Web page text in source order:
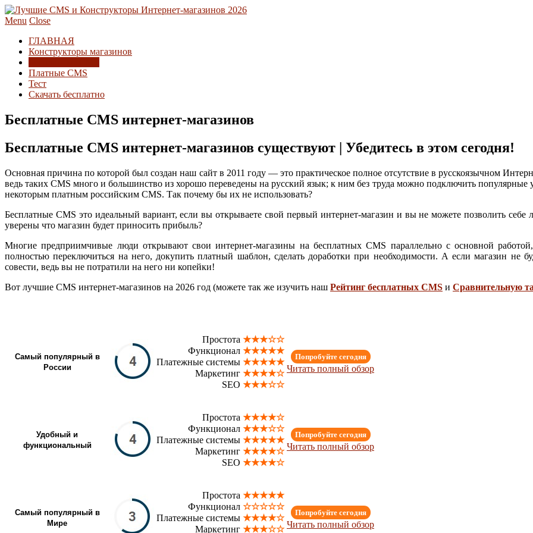
Menu Close
ГЛАВНАЯ
Конструкторы магазинов
Платные CMS
Тест
Скачать бесплатно
Бесплатные CMS интернет-магазинов
Бесплатные CMS интернет-магазинов существуют | Убедитесь в этом сегодня!
Основная причина по которой был создан наш сайт в 2011 году — это практическое полное отсутствие в русскоязычном
ведь таких CMS много и большинство из хорошо переведены на русский язык; к ним без труда можно подключить
некоторым платным российским CMS. Так почему бы их не использовать?
Бесплатные CMS это идеальный вариант, если вы открываете свой первый интернет-магазин и вы не можете позволить
уверены что магазин будет приносить прибыль?
Многие предприимчивые люди открывают свои интернет-магазины на бесплатных CMS параллельно с основной
полностью переключиться на него, докупить платный шаблон, сделать доработки при необходимости. А если магазин не
совести, ведь вы не потратили на него ни копейки!
Вот лучшие CMS интернет-магазинов на 2026 год (можете так же изучить наш Рейтинг бесплатных CMS и Сравнительную
Самый популярный в
России
Простота ★★★☆☆
Функционал ★★★★★
Платежные системы ★★★★★
Маркетинг ★★★★☆
SEO ★★★☆☆
Попробуйте сегодня
Читать полный обзор
Удобный и
функциональный
Простота ★★★★☆
Функционал ★★★☆☆
Платежные системы ★★★★★
Маркетинг ★★★★☆
SEO ★★★★☆
Попробуйте сегодня
Читать полный обзор
Самый популярный в
Мире
Простота ★★★★★
Функционал ☆☆☆☆☆
Платежные системы ★★★★☆
Маркетинг ★★★☆☆
Попробуйте сегодня
Читать полный обзор